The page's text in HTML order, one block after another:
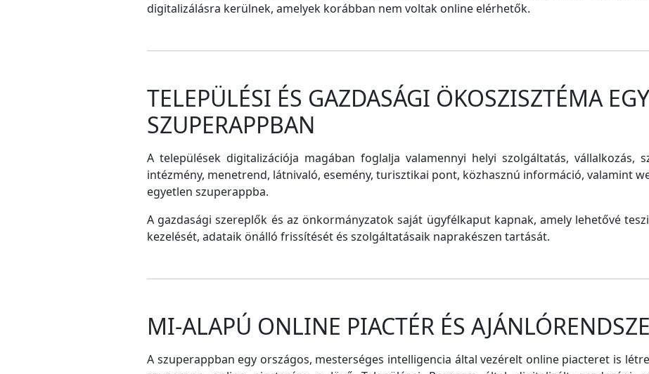
digitalizálásra kerülnek, amelyek korábban nem voltak online elérhetők.
TELEPÜLÉSI ÉS GAZDASÁGI ÖKOSZISZTÉMA EGY
SZUPERAPPBAN
A települések digitalizációja magában foglalja valamennyi helyi szolgáltatás, vállalkozás,
intézmény, menetrend, látnivaló, esemény, turisztikai pont, közhasznú információ, valamint
egyetlen szuperappba.
A gazdasági szereplők és az önkormányzatok saját ügyfélkaput kapnak, amely lehetővé
kezelését, adataik önálló frissítését és szolgáltatásaik naprakészen tartását.
MI-ALAPÚ ONLINE PIACTÉR ÉS
A szuperappban egy országos, mesterséges intelligencia által vezérelt online piacteret is